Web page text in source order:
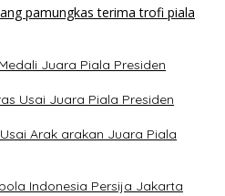
Juara Piala Presiden
Usai Juara Piala Presiden
Arak arakan Juara Piala
Indonesia Persija Jakarta